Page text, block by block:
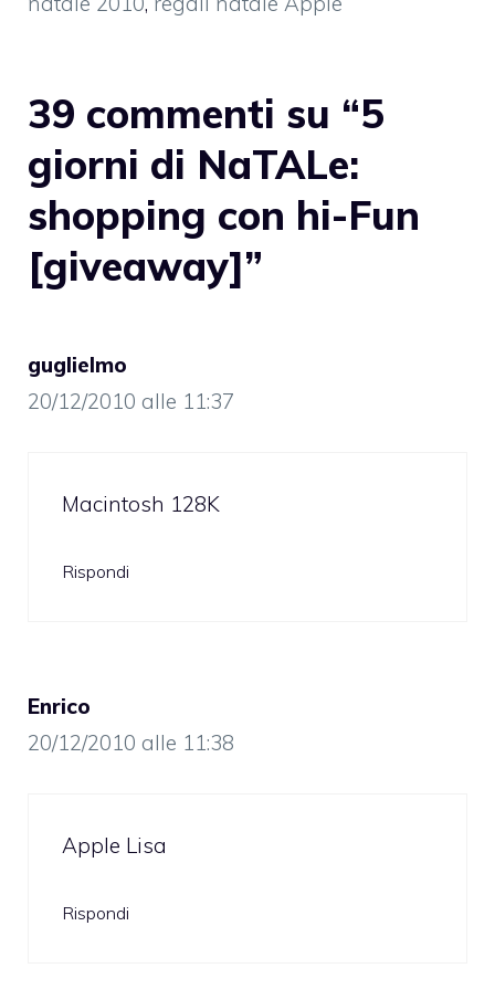
39 commenti su “5
giorni di NaTALe:
shopping con hi-Fun
[giveaway]”
guglielmo
20/12/2010 alle 11:37
Macintosh 128K
Rispondi
Enrico
20/12/2010 alle 11:38
Apple Lisa
Rispondi